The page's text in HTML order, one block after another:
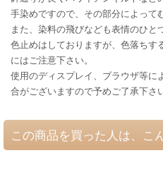
手染めですので、その部分によって
また、染料の飛びなども表情のひと
色止めはしておりますが、色落ちす
にはご注意下さい。
使用のディスプレイ、ブラウザ等に
合がございますので予めご了承下さい
この商品を買った人は、こ